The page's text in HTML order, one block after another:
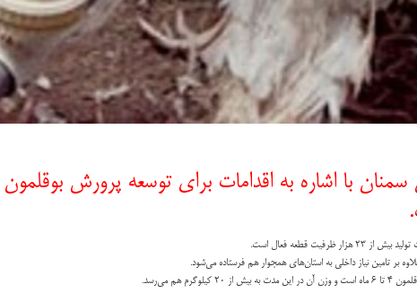
با اشاره به اقدامات برای توسعه پرورش
قطعه فعال است.
می‌رسد.